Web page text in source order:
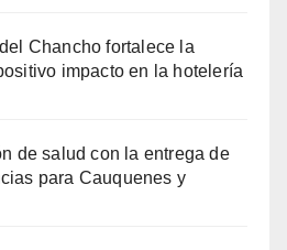
Chancho fortalece la
impacto en la hotelería
de salud con la entrega de
para Cauquenes y